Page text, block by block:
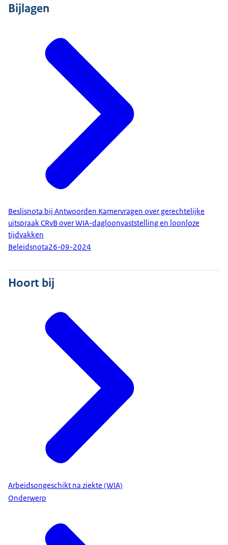
Bijlagen
Beslisnota bij Antwoorden Kamervragen over gerechtelijke
uitspraak CRvB over WIA-dagloonvaststelling en loonloze
tijdvakken
Beleidsnota26-09-2024
Hoort bij
Arbeidsongeschikt na ziekte (WIA)
Onderwerp